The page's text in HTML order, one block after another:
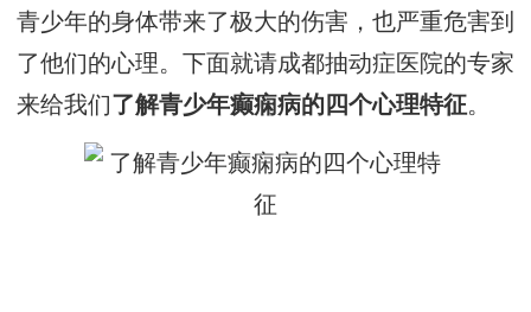
青少年的身体带来了极大的伤害，也严重危害到
了他们的心理。下面就请成都抽动症医院的专家
来给我们了解青少年癫痫病的四个心理特征。